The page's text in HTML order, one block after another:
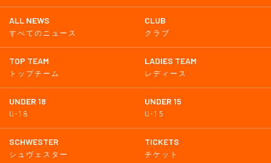
ALL NEWS
すべてのニュース
CLUB
クラブ
TOP TEAM
トップチーム
LADIES TEAM
レディース
UNDER 18
U-18
UNDER 15
U-15
SCHWESTER
シュヴェスター
TICKETS
チケット